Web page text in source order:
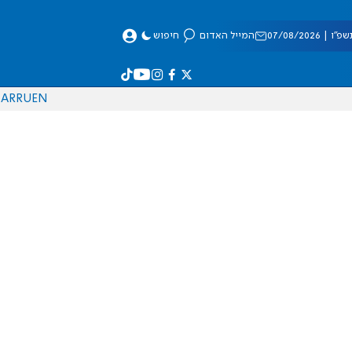
08/2026 המייל האדום חיפוש
EN
RU
AR